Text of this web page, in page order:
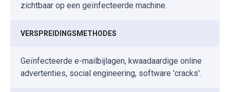
zichtbaar op een geïnfecteerde machine.
VERSPREIDINGSMETHODES
Geïnfecteerde e-mailbijlagen, kwaadaardige online
advertenties, social engineering, software 'cracks'.